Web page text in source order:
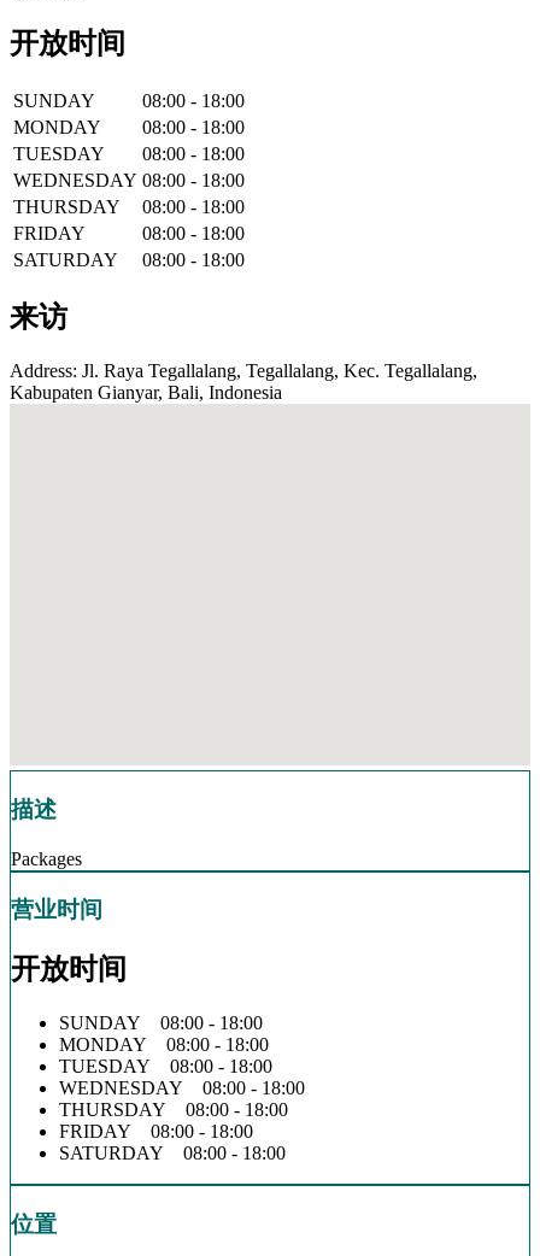
开放时间
SUNDAY
08:00 - 18:00
MONDAY
08:00 - 18:00
TUESDAY
08:00 - 18:00
WEDNESDAY 08:00 - 18:00
THURSDAY
08:00 - 18:00
FRIDAY
08:00 - 18:00
SATURDAY
08:00 - 18:00
来访
Address: Jl. Raya Tegallalang, Tegallalang, Kec. Tegallalang,
Kabupaten Gianyar, Bali, Indonesia
描述
Packages
营业时间
开放时间
SUNDAY 08:00 - 18:00
MONDAY 08:00 - 18:00
TUESDAY 08:00 - 18:00
WEDNESDAY 08:00 - 18:00
THURSDAY 08:00 - 18:00
FRIDAY 08:00 - 18:00
SATURDAY 08:00 - 18:00
位置